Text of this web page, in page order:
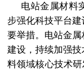
电站金属材料
步强化科技平台
要举措。电站金
建设，持续加强
料领域核心技术研